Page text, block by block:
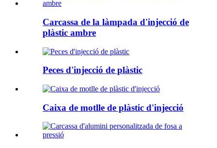
Carcassa de la làmpada d'injecció de
plàstic ambre
Peces d'injecció de plàstic
Caixa de motlle de plàstic d'injecció